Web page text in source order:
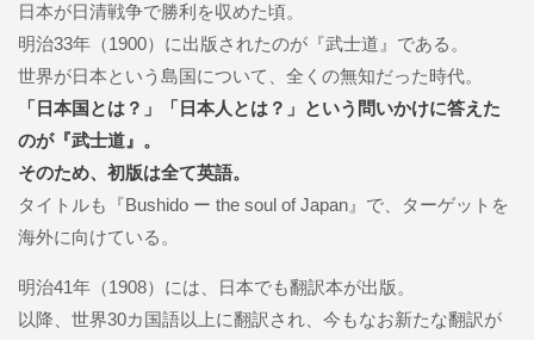
日本が日清戦争で勝利を収めた頃。
明治33年（1900）に出版されたのが『武士道』である。
世界が日本という島国について、全くの無知だった時代。
「日本国とは？」「日本人とは？」という問いかけに答えた
のが『武士道』。
そのため、初版は全て英語。
タイトルも『Bushido ー the soul of Japan』で、ターゲットを
海外に向けている。
明治41年（1908）には、日本でも翻訳本が出版。
以降、世界30カ国語以上に翻訳され、今もなお新たな翻訳が